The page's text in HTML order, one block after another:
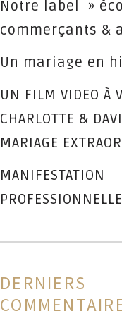
Notre label »
commerçants &
Un mariage en
UN FILM VIDEO À
CHARLOTTE &
MARIAGE
MANIFESTATION
DERNIERS